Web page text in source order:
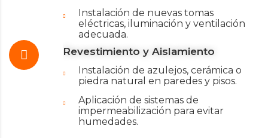
Instalación de nuevas tomas
eléctricas, iluminación y ventilación
adecuada.
Revestimiento y Aislamiento
Instalación de azulejos, cerámica o
piedra natural en paredes y pisos.
Aplicación de sistemas de
impermeabilización para evitar
humedades.